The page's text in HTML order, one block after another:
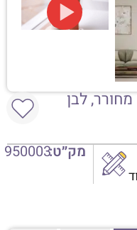
מחורר, לבן
מק״ט:950003